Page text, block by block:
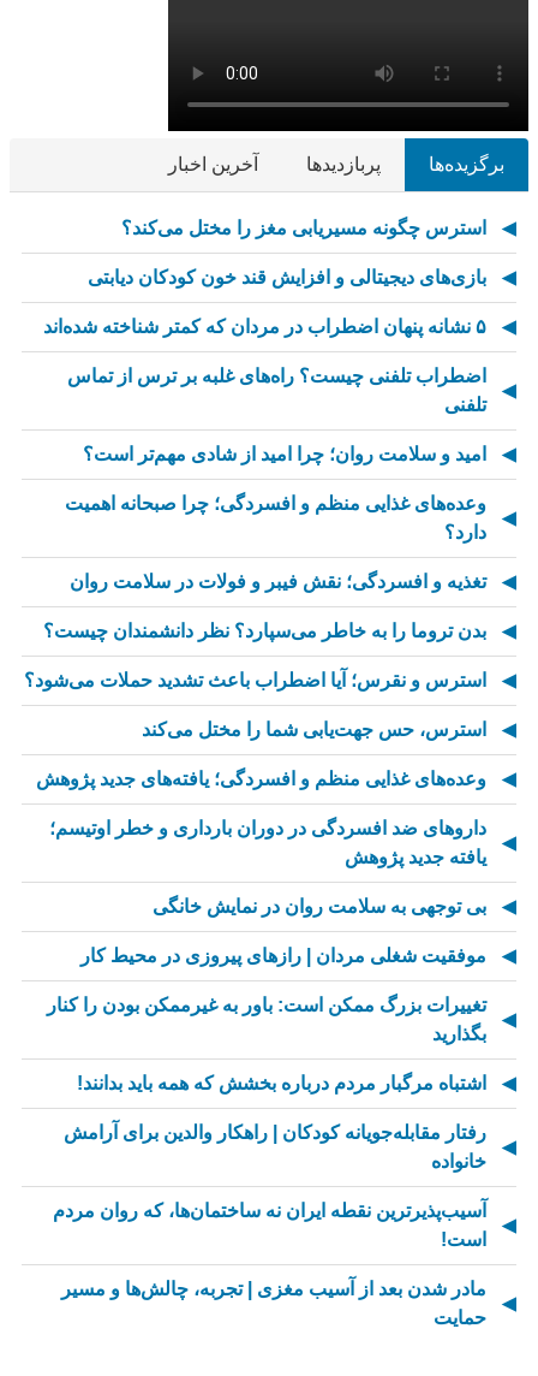
برگزیده‌ها پربازدیدها آخرین اخبار
استرس چگونه مسیریابی مغز را مختل می‌کند؟
بازی‌های دیجیتالی و افزایش قند خون کودکان دیابتی
۵ نشانه پنهان اضطراب در مردان که کمتر شناخته شده‌اند
اضطراب تلفنی چیست؟ راه‌های غلبه بر ترس از تماس
تلفنی
امید و سلامت روان؛ چرا امید از شادی مهم‌تر است؟
وعده‌های غذایی منظم و افسردگی؛ چرا صبحانه اهمیت
دارد؟
تغذیه و افسردگی؛ نقش فیبر و فولات در سلامت روان
بدن تروما را به خاطر می‌سپارد؟ نظر دانشمندان چیست؟
استرس و نقرس؛ آیا اضطراب باعث تشدید حملات می‌شود؟
استرس، حس جهت‌یابی شما را مختل می‌کند
وعده‌های غذایی منظم و افسردگی؛ یافته‌های جدید پژوهش
داروهای ضد افسردگی در دوران بارداری و خطر اوتیسم؛
یافته جدید پژوهش
بی توجهی به سلامت روان در نمایش خانگی
موفقیت شغلی مردان | رازهای پیروزی در محیط کار
تغییرات بزرگ ممکن است: باور به غیرممکن بودن را کنار
بگذارید
اشتباه مرگبار مردم درباره بخشش که همه باید بدانند!
رفتار مقابله‌جویانه کودکان | راهکار والدین برای آرامش
خانواده
آسیب‌پذیرترین نقطه ایران نه ساختمان‌ها، که روان مردم
است!
مادر شدن بعد از آسیب مغزی | تجربه، چالش‌ها و مسیر
حمایت